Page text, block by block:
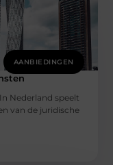
AANBIEDINGEN
Nederland speelt
van de juridische